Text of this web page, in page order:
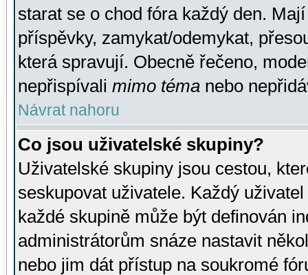
starat se o chod fóra každý den.
příspěvky, zamykat/odemykat,
která spravují. Obecně řečeno,
nepřispívali mimo téma nebo
Návrat nahoru
Co jsou uživatelské skupiny?
Uživatelské skupiny jsou cestou,
seskupovat uživatele. Každý
každé skupině může být definován
administrátorům snáze nastavit
nebo jim dát přístup na soukromé